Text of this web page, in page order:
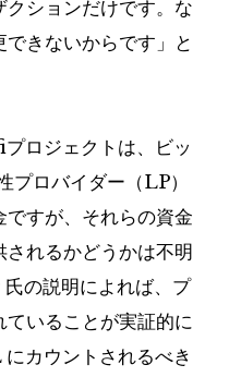
ションだけです。な
きないからです」と
ロジェクトは、ビッ
プロバイダー（LP）
すが、それらの資金
れるかどうかは不明
の説明によれば、プ
ていることが実証的に
カウントされるべき